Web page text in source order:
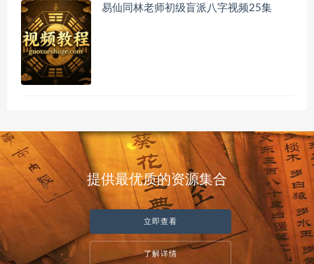
易仙同林老师初级盲派八字视频25集
提供最优质的资源集合
立即查看
了解详情